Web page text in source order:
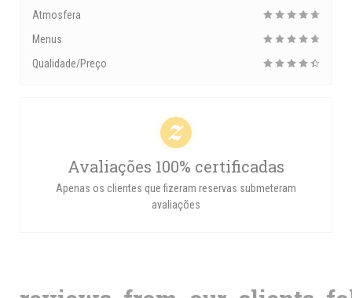
Atmosfera
Menus
Qualidade/Preço
Avaliações 100% certificadas
Apenas os clientes que fizeram reservas submeteram
avaliações